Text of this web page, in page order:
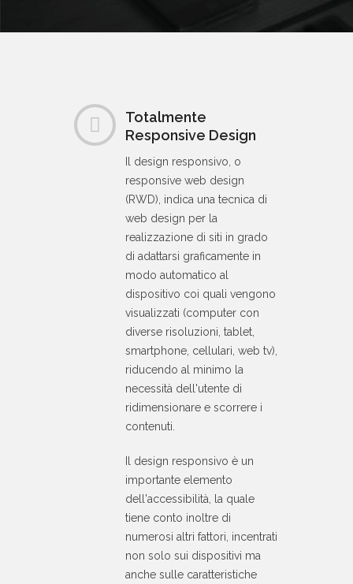
Totalmente
Responsive Design
Il design responsivo, o
responsive web design
(RWD), indica una tecnica di
web design per la
realizzazione di siti in grado
di adattarsi graficamente in
modo automatico al
dispositivo coi quali vengono
visualizzati (computer con
diverse risoluzioni, tablet,
smartphone, cellulari, web tv),
riducendo al minimo la
necessità dell'utente di
ridimensionare e scorrere i
contenuti.
Il design responsivo è un
importante elemento
dell'accessibilità, la quale
tiene conto inoltre di
numerosi altri fattori, incentrati
non solo sui dispositivi ma
anche sulle caratteristiche